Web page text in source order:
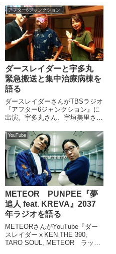
主語が大きくなりがちな人問題に
ついて話していました。 #デイキ
ャッチ 毎日聴いてる番組に出て
喋ってるだけで夢のようでし...
アフター6ジャンクション
ダースレイダーと宇多丸
緊急搬送と集中治療病棟を
語る
ダースレイダーさんがTBSラジオ
『アフター6ジャンクション』に
出演。宇多丸さん、宇垣美里さん
中治療病棟に入った際のエピソー
ドを話していました。（宇垣美
里）ここからカルチャートークの
コーナーです。今夜のゲスト...
YouTube
METEOR PUNPEE『夢
追人 feat. KREVA』2037
年ラジオを語る
METEORさんがYouTube『ダー
スレイダーⅹKEN THE 390,
TARO SOUL, METEOR ラッパ